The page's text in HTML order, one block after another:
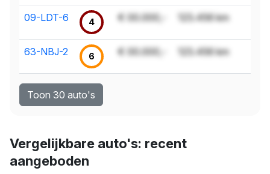
09-LDT-6 4 € 00.000,- 123.456 km
63-NBJ-2 6 € 00.000,- 123.456 km
Toon 30 auto's
Vergelijkbare auto's: recent
aangeboden